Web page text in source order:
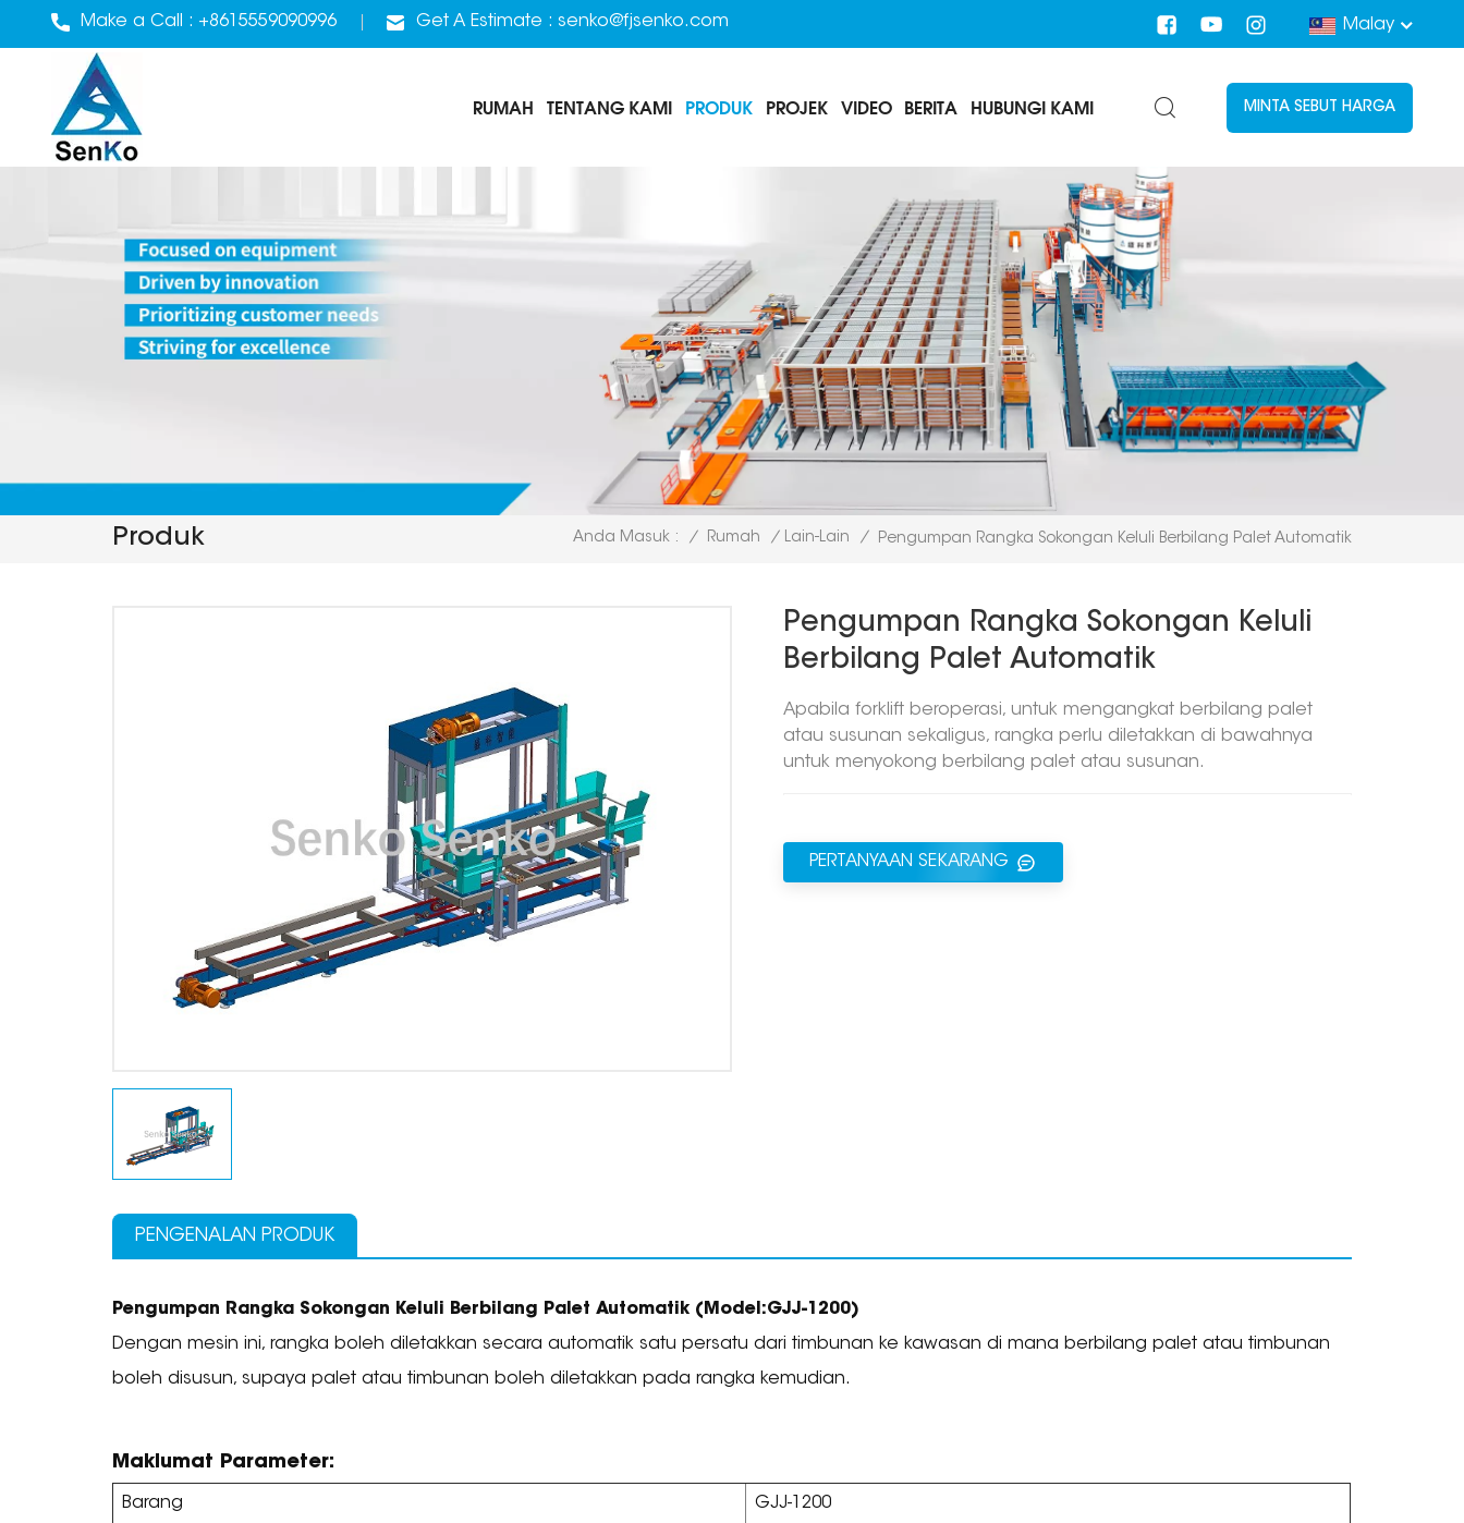
Make a Call : +8615559090996 Get A Estimate : senko@fjsenko.com Malay
RUMAH TENTANG KAMI PRODUK PROJEK VIDEO BERITA HUBUNGI KAMI MINTA SEBUT HARGA
Produk Anda Masuk : / Rumah / Lain-Lain / Pengumpan Rangka Sokongan Keluli Berbilang Palet Automatik
Pengumpan Rangka Sokongan Keluli
Berbilang Palet Automatik
Apabila forklift beroperasi, untuk mengangkat berbilang palet
atau susunan sekaligus, rangka perlu diletakkan di bawahnya
untuk menyokong berbilang palet atau susunan.
PERTANYAAN SEKARANG
PENGENALAN PRODUK
Pengumpan Rangka Sokongan Keluli Berbilang Palet Automatik (Model:GJJ-1200)
Dengan mesin ini, rangka boleh diletakkan secara automatik satu persatu dari timbunan ke kawasan di mana berbilang palet atau timbunan
boleh disusun, supaya palet atau timbunan boleh diletakkan pada rangka kemudian.
Maklumat Parameter:
Barang GJJ-1200